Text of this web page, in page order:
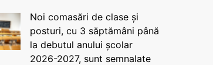
Noi comasări de clase și
posturi, cu 3 săptămâni până
la debutul anului școlar
2026-2027, sunt semnalate